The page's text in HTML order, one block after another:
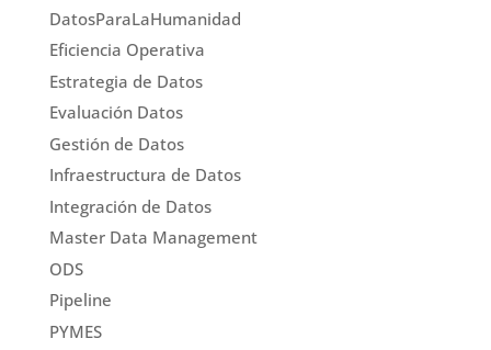
DatosParaLaHumanidad
Eficiencia Operativa
Estrategia de Datos
Evaluación Datos
Gestión de Datos
Infraestructura de Datos
Integración de Datos
Master Data Management
ODS
Pipeline
PYMES